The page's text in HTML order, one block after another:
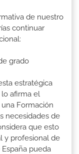
de nuestro
continuar
grado
estratégica
lo afirma el
una Formación
necesidades de
que esto
y profesional de
pueda